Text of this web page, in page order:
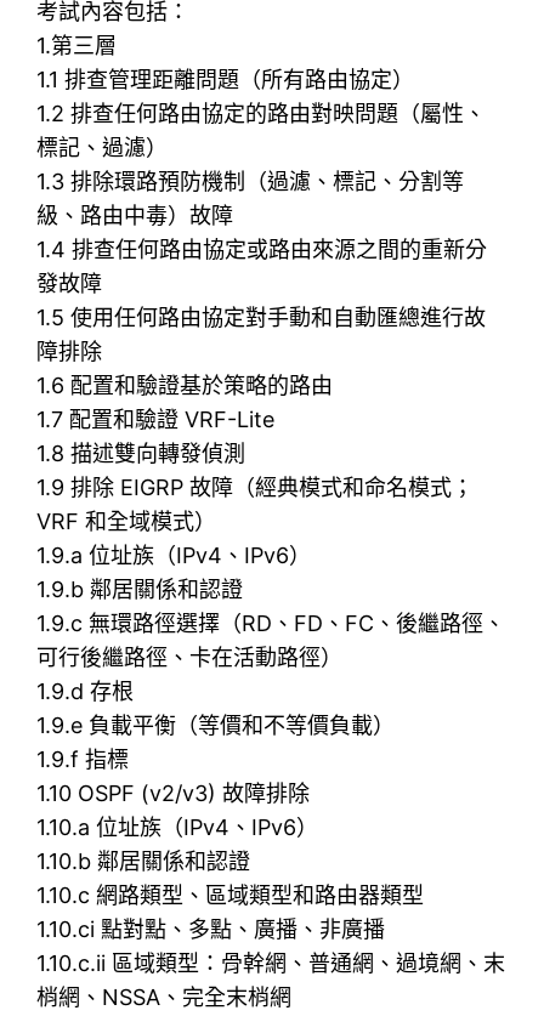
考試內容包括：
1.第三層
1.1 排查管理距離問題（所有路由協定）
1.2 排查任何路由協定的路由對映問題（屬性、
標記、過濾）
1.3 排除環路預防機制（過濾、標記、分割等
級、路由中毒）故障
1.4 排查任何路由協定或路由來源之間的重新分
發故障
1.5 使用任何路由協定對手動和自動匯總進行故
障排除
1.6 配置和驗證基於策略的路由
1.7 配置和驗證 VRF-Lite
1.8 描述雙向轉發偵測
1.9 排除 EIGRP 故障（經典模式和命名模式；
VRF 和全域模式）
1.9.a 位址族（IPv4、IPv6）
1.9.b 鄰居關係和認證
1.9.c 無環路徑選擇（RD、FD、FC、後繼路徑、
可行後繼路徑、卡在活動路徑）
1.9.d 存根
1.9.e 負載平衡（等價和不等價負載）
1.9.f 指標
1.10 OSPF (v2/v3) 故障排除
1.10.a 位址族（IPv4、IPv6）
1.10.b 鄰居關係和認證
1.10.c 網路類型、區域類型和路由器類型
1.10.ci 點對點、多點、廣播、非廣播
1.10.c.ii 區域類型：骨幹網、普通網、過境網、末
梢網、NSSA、完全末梢網